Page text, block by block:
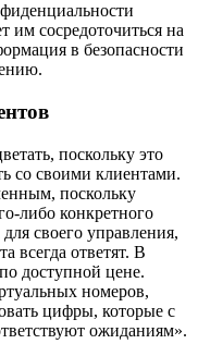
им сосредоточиться на
в безопасности
поскольку это
со своими клиентами.
поскольку
либо конкретного
своего управления,
всегда ответят. В
доступной цене.
номеров,
цифры, которые с
ожиданиям».